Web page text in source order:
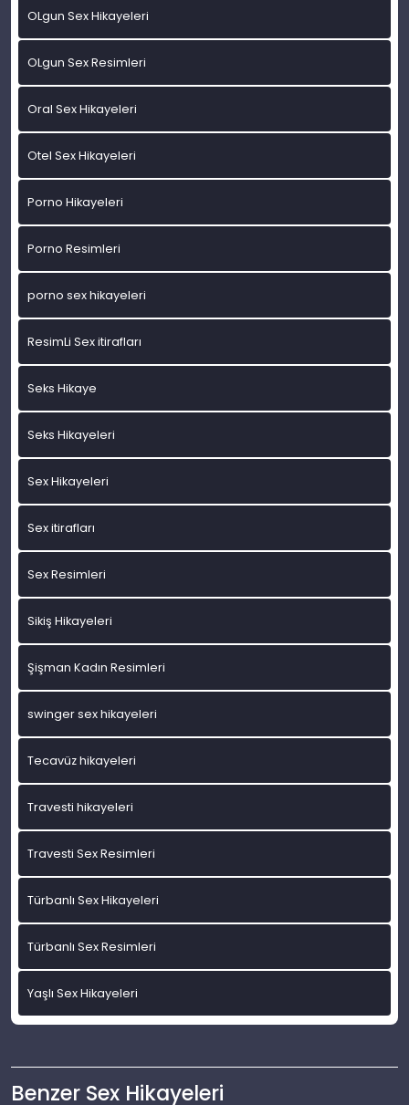
OLgun Sex Hikayeleri
OLgun Sex Resimleri
Oral Sex Hikayeleri
Otel Sex Hikayeleri
Porno Hikayeleri
Porno Resimleri
porno sex hikayeleri
ResimLi Sex itirafları
Seks Hikaye
Seks Hikayeleri
Sex Hikayeleri
Sex itirafları
Sex Resimleri
Sikiş Hikayeleri
Şişman Kadın Resimleri
swinger sex hikayeleri
Tecavüz hikayeleri
Travesti hikayeleri
Travesti Sex Resimleri
Türbanlı Sex Hikayeleri
Türbanlı Sex Resimleri
Yaşlı Sex Hikayeleri
Benzer Sex Hikayeleri